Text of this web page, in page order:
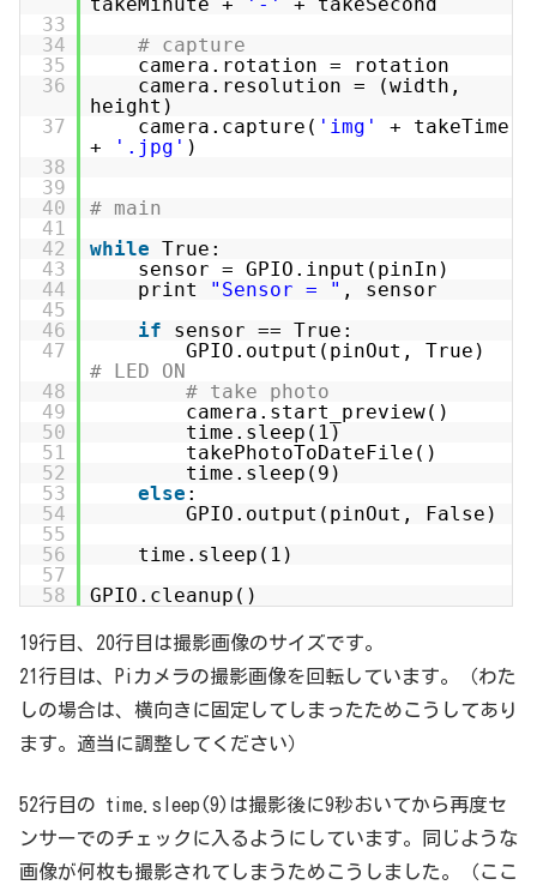
takeMinute +
'-'
+ takeSecond
33
34
# capture
35
camera.rotation = rotation
36
camera.resolution = (width,
height)
37
camera.capture( 'img'
+ takeTime
+
'.jpg' )
38
39
40
# main
41
42
while True:
43
sensor = GPIO.input(pinIn)
44
print "Sensor = " , sensor
45
46
if
sensor == True:
47
GPIO.output(pinOut, True)
# LED ON
48
# take photo
49
camera.start_preview()
50
time.sleep(1)
51
takePhotoToDateFile()
52
time.sleep(9)
53
else :
54
GPIO.output(pinOut, False)
55
56
time.sleep(1)
57
58
GPIO.cleanup()
19行目、20行目は撮影画像のサイズです。
21行目は、Piカメラの撮影画像を回転しています。（わた
しの場合は、横向きに固定してしまったためこうしてあり
ます。適当に調整してください）
52行目の time.sleep(9)は撮影後に9秒おいてから再度セ
ンサーでのチェックに入るようにしています。同じような
画像が何枚も撮影されてしまうためこうしました。（ここ